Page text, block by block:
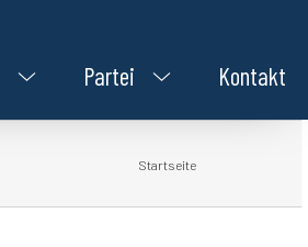
Partei Kontakt
Startseite